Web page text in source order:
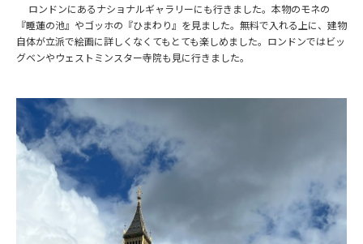
ロンドンにあるナショナルギャラリーにも行きました。本物のモネの
『睡蓮の池』やゴッホの『ひまわり』を見ました。無料で入れる上に、建物
自体が立派で絵画に詳しくなくてもとても楽しめました。ロンドンではビッ
グベンやウェストミンスター寺院も見に行きました。